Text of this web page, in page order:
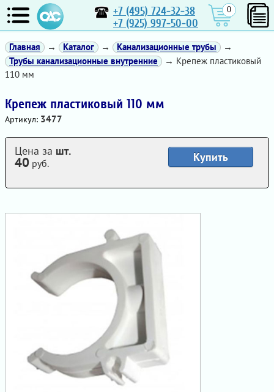
+7 (495) 724-32-38
+7 (925) 997-50-00
0
Главная → Каталог → Канализационные трубы
→
Трубы канализационные внутренние
→ Крепеж пластиковый
110 мм
Крепеж пластиковый 110 мм
Артикул: 3477
Купить
Цена за шт.
40 руб.